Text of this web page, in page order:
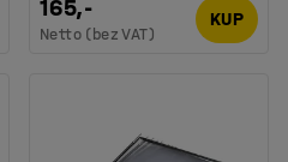
165,-
Netto (bez VAT)
KUP